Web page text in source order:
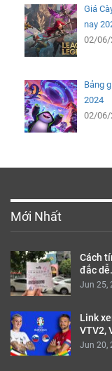
Giá
nay
02/06/
Bảng
2024
02/06/
Mới Nhất
Cách
đắc
Jun 25,
Link
VTV2,
Jun 20,